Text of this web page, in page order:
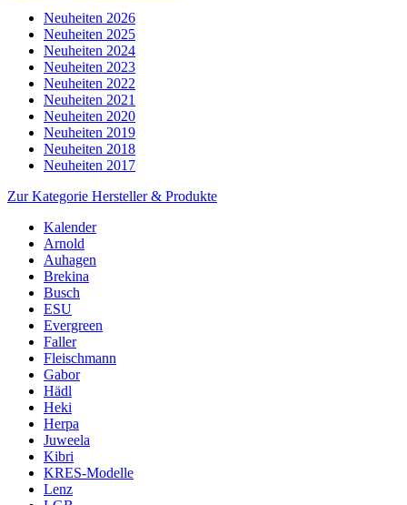
Neuheiten 2026
Neuheiten 2025
Neuheiten 2024
Neuheiten 2023
Neuheiten 2022
Neuheiten 2021
Neuheiten 2020
Neuheiten 2019
Neuheiten 2018
Neuheiten 2017
Zur Kategorie Hersteller & Produkte
Kalender
Arnold
Auhagen
Brekina
Busch
ESU
Evergreen
Faller
Fleischmann
Gabor
Hädl
Heki
Herpa
Juweela
Kibri
KRES-Modelle
Lenz